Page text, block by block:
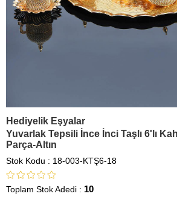
Hediyelik Eşyalar
Yuvarlak Tepsili İnce İnci Taşlı 6'lı
Parça-Altın
Stok Kodu 18-003-KTŞ6-18
Toplam Stok Adedi : 10